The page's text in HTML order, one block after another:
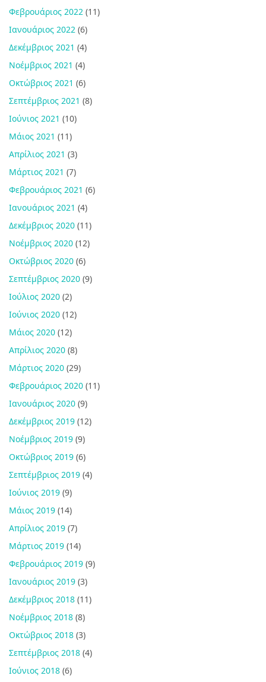
Φεβρουάριος 2022 (11)
Ιανουάριος 2022 (6)
Δεκέμβριος 2021 (4)
Νοέμβριος 2021 (4)
Οκτώβριος 2021 (6)
Σεπτέμβριος 2021 (8)
Ιούνιος 2021 (10)
Μάιος 2021 (11)
Απρίλιος 2021 (3)
Μάρτιος 2021 (7)
Φεβρουάριος 2021 (6)
Ιανουάριος 2021 (4)
Δεκέμβριος 2020 (11)
Νοέμβριος 2020 (12)
Οκτώβριος 2020 (6)
Σεπτέμβριος 2020 (9)
Ιούλιος 2020 (2)
Ιούνιος 2020 (12)
Μάιος 2020 (12)
Απρίλιος 2020 (8)
Μάρτιος 2020 (29)
Φεβρουάριος 2020 (11)
Ιανουάριος 2020 (9)
Δεκέμβριος 2019 (12)
Νοέμβριος 2019 (9)
Οκτώβριος 2019 (6)
Σεπτέμβριος 2019 (4)
Ιούνιος 2019 (9)
Μάιος 2019 (14)
Απρίλιος 2019 (7)
Μάρτιος 2019 (14)
Φεβρουάριος 2019 (9)
Ιανουάριος 2019 (3)
Δεκέμβριος 2018 (11)
Νοέμβριος 2018 (8)
Οκτώβριος 2018 (3)
Σεπτέμβριος 2018 (4)
Ιούνιος 2018 (6)